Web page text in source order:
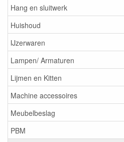
Hang en sluitwerk
Huishoud
IJzerwaren
Lampen/ Armaturen
Lijmen en Kitten
Machine accessoires
Meubelbeslag
PBM